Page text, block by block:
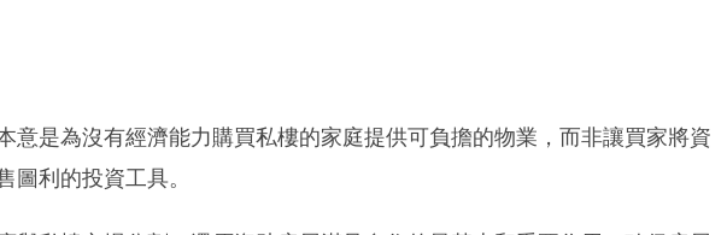
意是為沒有經濟能力購買私樓的家庭提供可負擔的物業，而非讓買家將資
圖利的投資工具。